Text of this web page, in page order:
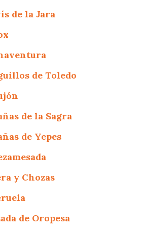
de la Jara
de Toledo
de la Sagra
de Yepes
y Chozas
de Oropesa